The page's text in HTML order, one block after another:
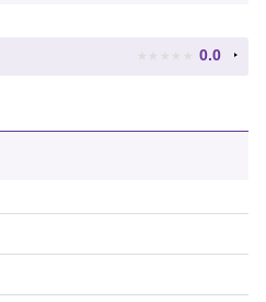
★ ★ ★ ★ ★ 0.0